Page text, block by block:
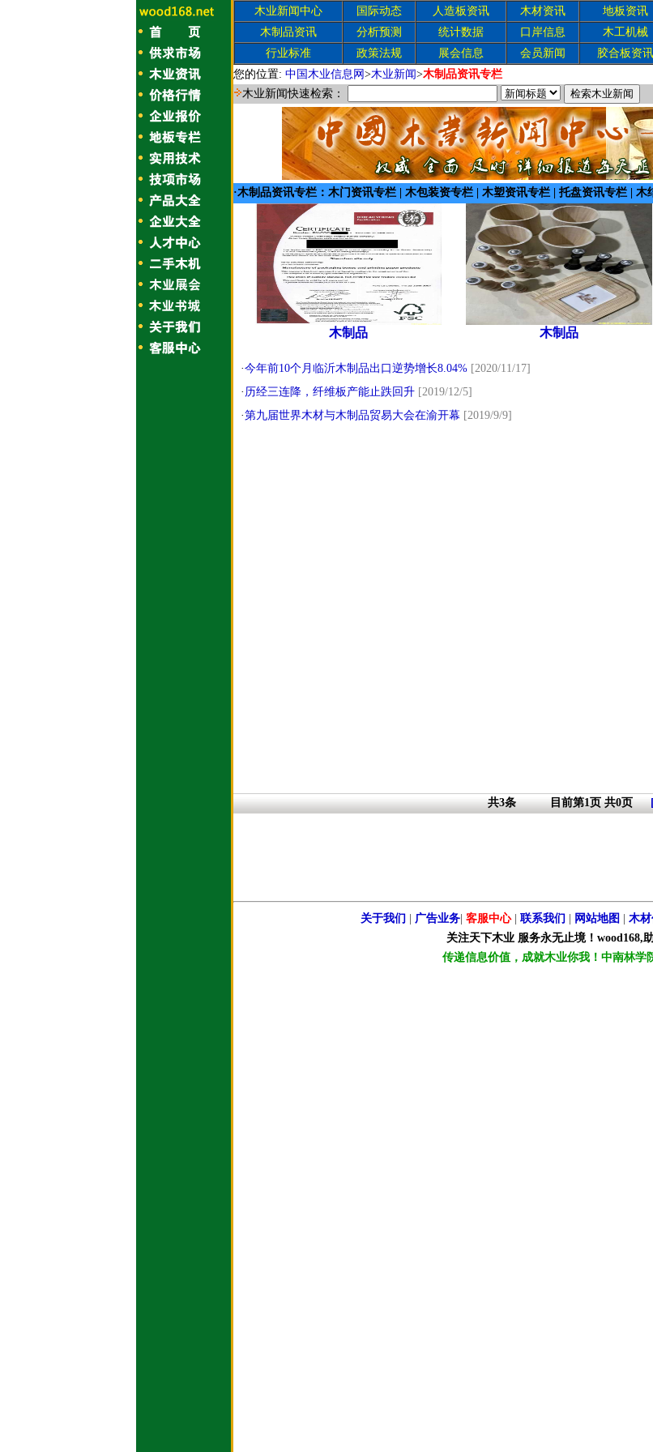
木业新闻中心 国际动态 人造板资讯 木材资讯 地板资讯
木制品资讯
分析预测 统计数据 口岸信息 木工机械
行业标准
政策法规 展会信息 会员新闻 胶合板资讯
您的位置: 中国木业信息网 >木业新闻>木制品资讯专栏
木业新闻快速检索：
·木制品资讯专栏： 木门资讯专栏 木包装资专栏 木塑资讯专栏 托盘资讯专栏 木
木制品 木制品
·今年前10个月临沂木制品出口逆势增长8.04% [2020/11/17]
· 历经三连降，纤维板产能止跌回升 [2019/12/5]
·第九届世界木材与木制品贸易大会在渝开幕 [2019/9/9]
共3条 目前第1页 共0页
关于我们 广告业务 客服中心 联系我们 网站地图 木
关注天下木业 服务永无止境！wood168,
传递信息价值，成就木业你我！中南林学